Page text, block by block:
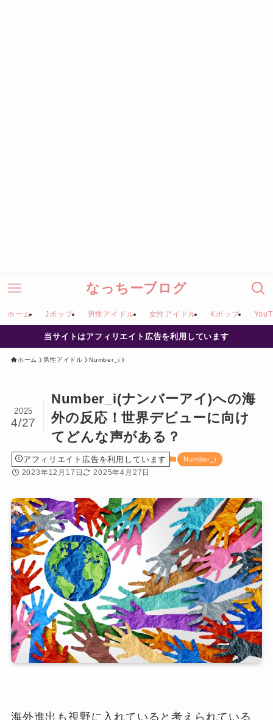
なっちーブログ
ホーム Jポップ 男性アイドル 女性アイドル Kポップ
当サイトはアフィリエイト広告を利用しています
ホーム 男性アイドル Number_i
Number_i(ナンバーアイ)への海
外の反応！世界デビューに向け
てどんな声がある？
2025
4/27
アフィリエイト広告を利用しています Number_i
2023年12月17日 2025年4月27日
海外進出も視野に入れていると考えられている